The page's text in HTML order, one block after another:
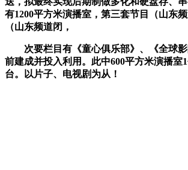
有1200平方米演播室，第三套节目（山东
（山东频道闭，
次要栏目有《童心俱乐部》、《全球影
前建成并投入利用。此中600平方米演播室
台。以片子、电视剧为从！